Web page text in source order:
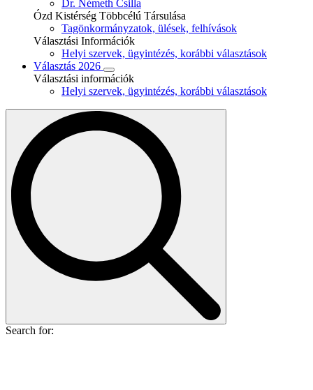
Dr. Németh Csilla
Ózd Kistérség Többcélú Társulása
Tagönkormányzatok, ülések, felhívások
Választási Információk
Helyi szervek, ügyintézés, korábbi választások
Választás 2026
Választási információk
Helyi szervek, ügyintézés, korábbi választások
Search for: